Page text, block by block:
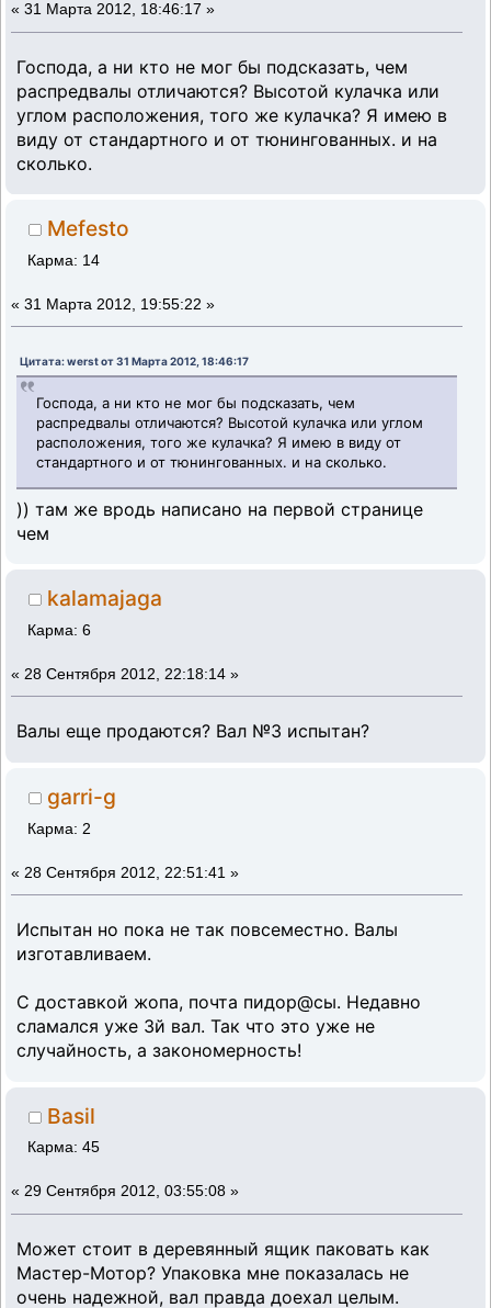
« 31 Марта 2012, 18:46:17 »
Господа, а ни кто не мог бы подсказать, чем
распредвалы отличаются? Высотой кулачка или
углом расположения, того же кулачка? Я имею в
виду от стандартного и от тюнингованных. и на
сколько.
Mefesto
Карма: 14
« 31 Марта 2012, 19:55:22 »
Цитата: werst от 31 Марта 2012, 18:46:17
Господа, а ни кто не мог бы подсказать, чем
распредвалы отличаются? Высотой кулачка или углом
расположения, того же кулачка? Я имею в виду от
стандартного и от тюнингованных. и на сколько.
)) там же вродь написано на первой странице
чем
kalamajaga
Карма: 6
« 28 Сентября 2012, 22:18:14 »
Валы еще продаются? Вал №3 испытан?
garri-g
Карма: 2
« 28 Сентября 2012, 22:51:41 »
Испытан но пока не так повсеместно. Валы
изготавливаем.
С доставкой жопа, почта пидор@сы. Недавно
сламался уже 3й вал. Так что это уже не
случайность, а закономерность!
Basil
Карма: 45
« 29 Сентября 2012, 03:55:08 »
Может стоит в деревянный ящик паковать как
Мастер-Мотор? Упаковка мне показалась не
очень надежной, вал правда доехал целым.